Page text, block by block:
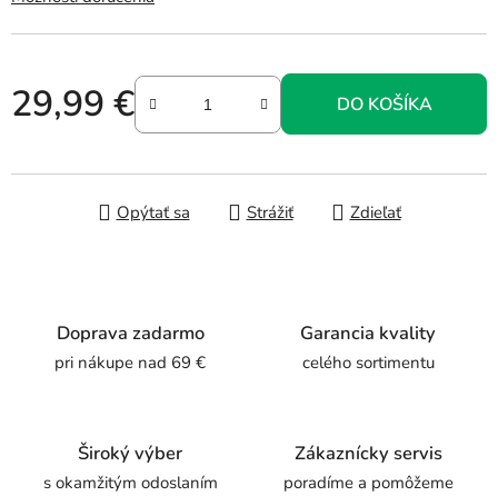
29,99 €
Jednotková cena:
DO KOŠÍKA
Opýtať sa Strážiť Zdieľať
Doprava zadarmo
pri nákupe nad 69 €
Garancia kvality
celého sortimentu
Široký výber
s okamžitým odoslaním
Zákaznícky servis
poradíme a pomôžeme